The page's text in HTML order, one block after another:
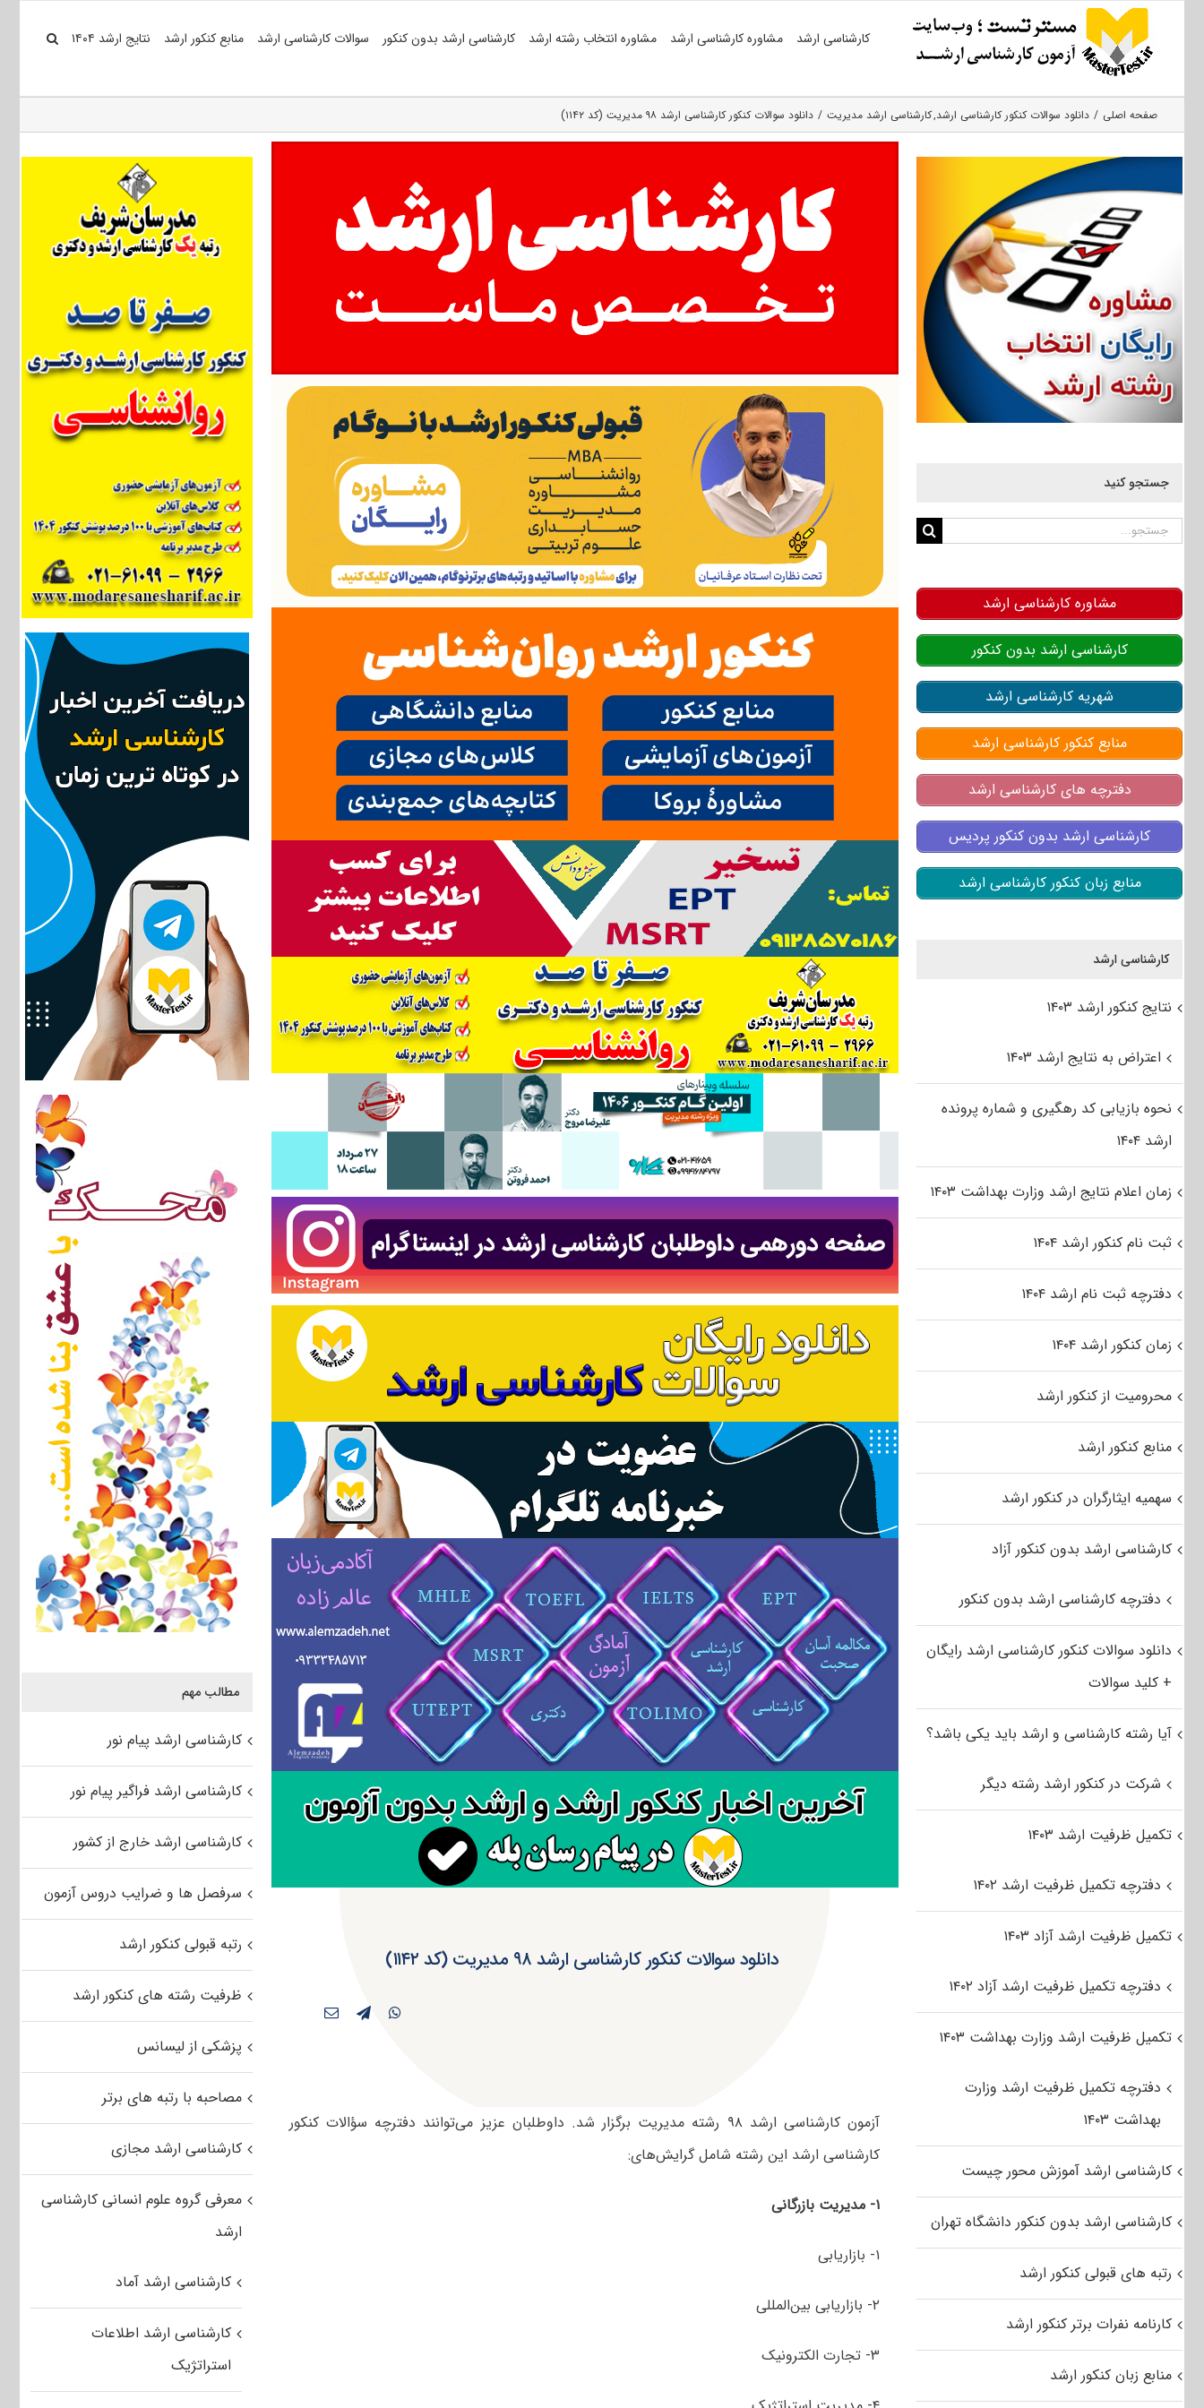
کارشناسی ارشد مشاوره کارشناسی ارشد مشاوره انتخاب رشته ارشد کارشناسی ارشد بدون کنکور سوالات کارشناسی ارشد منابع کنکور ارشد نتایج ارشد ۱۴۰۴
صفحه اصلی دانلود سوالات کنکور کارشناسی ارشد کارشناسی ارشد مدیریت دانلود سوالات کنکور کارشناسی ارشد ۹۸ مدیریت (کد ۱۱۴۲)
دانلود سوالات کنکور کارشناسی ارشد ۹۸ مدیریت (کد ۱۱۴۲)
آزمون کارشناسی ارشد ۹۸ رشته مدیریت برگزار شد. داوطلبان عزیز می‌توانند دفترچه سؤالات کنکور
کارشناسی ارشد این رشته شامل گرایش‌های:
۱- مدیریت بازرگانی
۱- بازاریابی
۲- بازاریابی بین‌المللی
۳- تجارت الکترونیک
مطالب مهم
کارشناسی ارشد پیام نور
کارشناسی ارشد فراگیر پیام نور
کارشناسی ارشد خارج از کشور
سرفصل ها و ضرایب دروس آزمون
رتبه قبولی کنکور ارشد
ظرفیت رشته های کنکور ارشد
پزشکی از لیسانس
مصاحبه با رتبه های برتر
کارشناسی ارشد مجازی
معرفی گروه علوم انسانی کارشناسی
ارشد
کارشناسی ارشد آماد
کارشناسی ارشد اطلاعات
استراتژیک
جستجو کنید
جستجو
مشاوره کارشناسی ارشد
کارشناسی ارشد بدون کنکور
شهریه کارشناسی ارشد
منابع کنکور کارشناسی ارشد
دفترچه های کارشناسی ارشد
کارشناسی ارشد بدون کنکور پردیس
منابع زبان کنکور کارشناسی ارشد
کارشناسی ارشد
نتایج کنکور ارشد ۱۴۰۳
اعتراض به نتایج ارشد ۱۴۰۳
نحوه بازیابی کد رهگیری و شماره پرونده
ارشد ۱۴۰۴
زمان اعلام نتایج ارشد وزارت بهداشت ۱۴۰۳
ثبت نام کنکور ارشد ۱۴۰۴
دفترچه ثبت نام ارشد ۱۴۰۴
زمان کنکور ارشد ۱۴۰۴
محرومیت از کنکور ارشد
منابع کنکور ارشد
سهمیه ایثارگران در کنکور ارشد
کارشناسی ارشد بدون کنکور آزاد
دفترچه کارشناسی ارشد بدون کنکور
دانلود سوالات کنکور کارشناسی ارشد رایگان
+ کلید سوالات
آیا رشته کارشناسی و ارشد باید یکی باشد؟
شرکت در کنکور ارشد رشته دیگر
تکمیل ظرفیت ارشد ۱۴۰۳
دفترچه تکمیل ظرفیت ارشد ۱۴۰۲
تکمیل ظرفیت ارشد آزاد ۱۴۰۳
دفترچه تکمیل ظرفیت ارشد آزاد ۱۴۰۲
تکمیل ظرفیت ارشد وزارت بهداشت ۱۴۰۳
دفترچه تکمیل ظرفیت ارشد وزارت
بهداشت ۱۴۰۳
کارشناسی ارشد آموزش محور چیست
کارشناسی ارشد بدون کنکور دانشگاه تهران
رتبه های قبولی کنکور ارشد
کارنامه نفرات برتر کنکور ارشد
منابع زبان کنکور ارشد